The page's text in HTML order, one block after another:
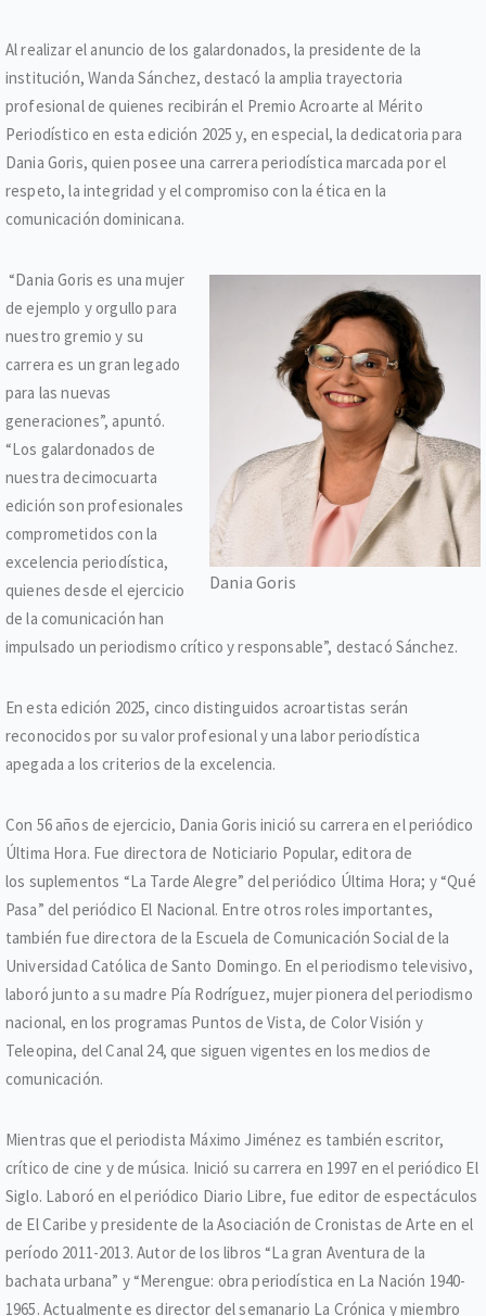
Al realizar el anuncio de los galardonados, la presidente de la
institución, Wanda Sánchez, destacó la amplia trayectoria
profesional de quienes recibirán el Premio Acroarte al Mérito
Periodístico en esta edición 2025 y, en especial, la dedicatoria para
Dania Goris, quien posee una carrera periodística marcada por el
respeto, la integridad y el compromiso con la ética en la
comunicación dominicana.
Dania Goris
“Dania Goris es una mujer
de ejemplo y orgullo para
nuestro gremio y su
carrera es un gran legado
para las nuevas
generaciones”, apuntó.
“Los galardonados de
nuestra decimocuarta
edición son profesionales
comprometidos con la
excelencia periodística,
quienes desde el ejercicio
de la comunicación han
impulsado un periodismo crítico y responsable”, destacó Sánchez.
En esta edición 2025, cinco distinguidos acroartistas serán
reconocidos por su valor profesional y una labor periodística
apegada a los criterios de la excelencia.
Con 56 años de ejercicio, Dania Goris inició su carrera en el periódico
Última Hora. Fue directora de Noticiario Popular, editora de
los suplementos “La Tarde Alegre” del periódico Última Hora; y “Qué
Pasa” del periódico El Nacional. Entre otros roles importantes,
también fue directora de la Escuela de Comunicación Social de la
Universidad Católica de Santo Domingo. En el periodismo televisivo,
laboró junto a su madre Pía Rodríguez, mujer pionera del periodismo
nacional, en los programas Puntos de Vista, de Color Visión y
Teleopina, del Canal 24, que siguen vigentes en los medios de
comunicación.
Mientras que el periodista Máximo Jiménez es también escritor,
crítico de cine y de música. Inició su carrera en 1997 en el periódico El
Siglo. Laboró en el periódico Diario Libre, fue editor de espectáculos
de El Caribe y presidente de la Asociación de Cronistas de Arte en el
período 2011-2013. Autor de los libros “La gran Aventura de la
bachata urbana” y “Merengue: obra periodística en La Nación 1940-
1965. Actualmente es director del semanario La Crónica y miembro